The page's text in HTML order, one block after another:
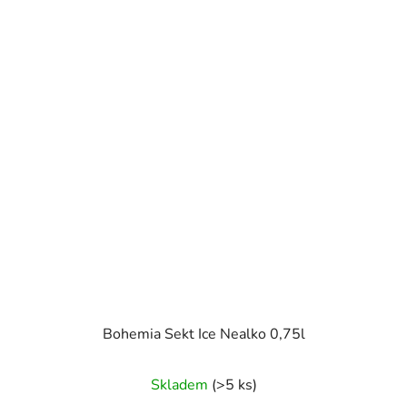
Bohemia Sekt Ice Nealko 0,75l
Skladem (>5 ks)